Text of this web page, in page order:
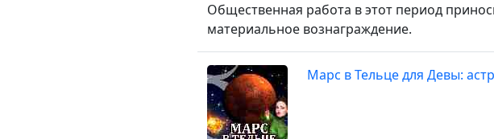
Общественная работа в этот период
материальное вознаграждение.
Марс в Тельце для Девы: